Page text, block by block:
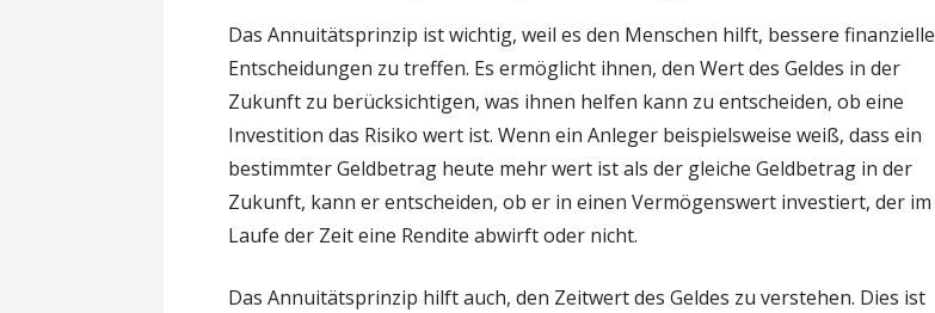
Das Annuitätsprinzip ist wichtig, weil es den Menschen hilft, bessere finanzielle
Entscheidungen zu treffen. Es ermöglicht ihnen, den Wert des Geldes in der
Zukunft zu berücksichtigen, was ihnen helfen kann zu entscheiden, ob eine
Investition das Risiko wert ist. Wenn ein Anleger beispielsweise weiß, dass ein
bestimmter Geldbetrag heute mehr wert ist als der gleiche Geldbetrag in der
Zukunft, kann er entscheiden, ob er in einen Vermögenswert investiert, der im
Laufe der Zeit eine Rendite abwirft oder nicht.
Das Annuitätsprinzip hilft auch, den Zeitwert des Geldes zu verstehen. Dies ist